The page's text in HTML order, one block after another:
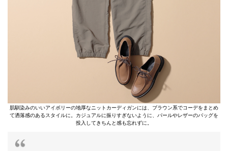
肌馴染みのいいアイボリーの地厚なニットカーディガンには、ブラウン系でコーデをまとめ
て洒落感のあるスタイルに。カジュアルに振りすぎないように、パールやレザーのバッグを
投入してきちんと感も忘れずに。